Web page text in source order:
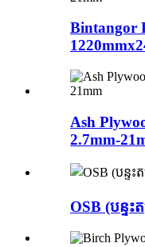
Bintangor
Ash
2.7mm-
OSB (បន្ទ